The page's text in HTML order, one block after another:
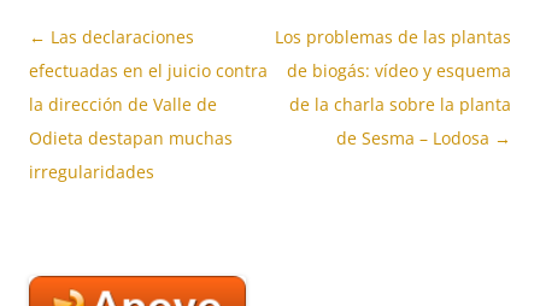
Navegación
de
entradas
← Las declaraciones
efectuadas en el juicio contra
la dirección de Valle de
Odieta destapan muchas
irregularidades
Los problemas de las plantas
de biogás: vídeo y esquema
de la charla sobre la planta
de Sesma – Lodosa →